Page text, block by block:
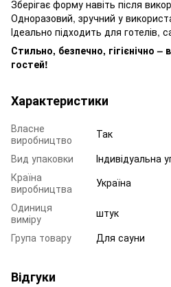
Зберігає форму навіть після
Одноразовий, зручний у
Ідеально підходить для готелів,
Стильно, безпечно, гігієнічно
гостей!
Характеристики
Власне
виробництво
Так
Вид упаковки
Індивідуальна
Країна
виробництва
Україна
Одиниця
виміру
штук
Група товару
Для сауни
Відгуки